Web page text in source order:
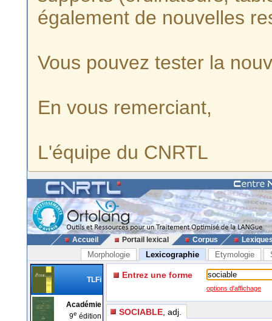
également de nouvelles
Vous pouvez tester la
En vous remerciant,
L'équipe du CNRTL
Accueil Portail lexical Corpus
Morphologie Lexicographie Etymologie
TLFi
Académie
9e édition
Entrez une forme
options d'affichage
SOCIABLE , adj.